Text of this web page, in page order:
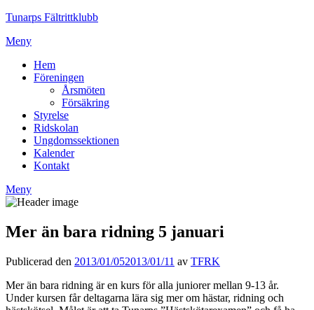
Tunarps Fältrittklubb
Meny
Hem
Föreningen
Årsmöten
Försäkring
Styrelse
Ridskolan
Ungdomssektionen
Kalender
Kontakt
Meny
Mer än bara ridning 5 januari
Publicerad den 2013/01/052013/01/11 av TFRK
Mer än bara ridning är en kurs för alla juniorer mellan 9-13 år.
Under kursen får deltagarna lära sig mer om hästar, ridning och